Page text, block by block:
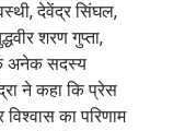
देवेंद्र सिंघल,
शरण गुप्ता,
के अनेक सदस्य
ने कहा कि प्रेस
का परिणाम